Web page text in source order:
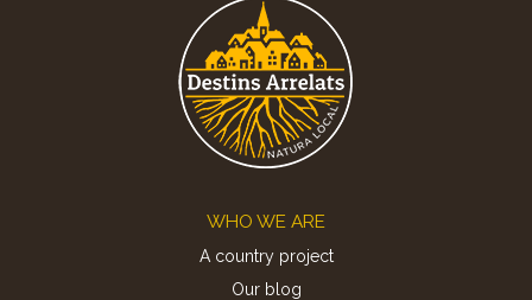
WHO WE ARE
A country project
Our blog